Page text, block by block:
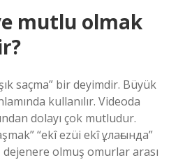
mutlu olmak
saçma” bir deyimdir. Büyük
kullanılır. Videoda
dolayı çok mutludur.
“ekî ezüi ekî ұлағында”
olmuş omurlar arası